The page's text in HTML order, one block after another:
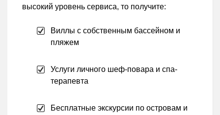
высокий уровень сервиса, то получите:
Виллы с собственным бассейном и
пляжем
Услуги личного шеф-повара и спа-
терапевта
Бесплатные экскурсии по островам и